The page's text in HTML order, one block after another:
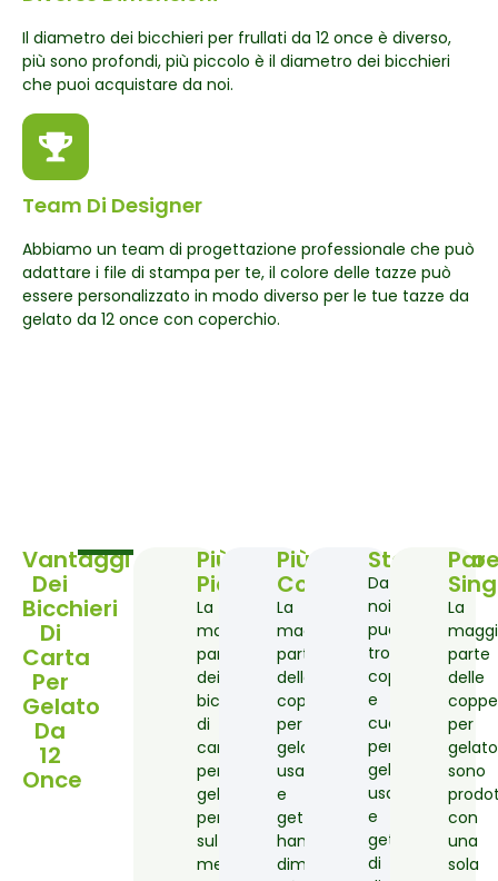
Il diametro dei bicchieri per frullati da 12 once è diverso,
più sono profondi, più piccolo è il diametro dei bicchieri
che puoi acquistare da noi.
Team Di Designer
Abbiamo un team di progettazione professionale che può
adattare i file di stampa per te, il colore delle tazze può
essere personalizzato in modo diverso per le tue tazze da
gelato da 12 once con coperchio.
Vantaggi
Dei
Bicchieri
Di
Carta
Per
Gelato
Da
12
Once
Più
Piccolo
La
maggior
parte
dei
bicchieri
di
carta
per
gelato
personalizzati
sul
mercato
Più
Corto
La
maggior
parte
delle
coppette
per
gelato
usa
e
getta
hanno
dimensioni
Stampato
Da
noi
puoi
trovare
coppette
e
cucchiaini
per
gelato
usa
e
getta
di
La
parte
delle
per
gelato
sono
con
una
sola